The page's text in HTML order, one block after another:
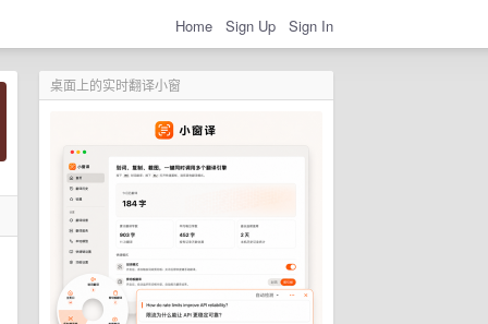
Home Sign Up Sign In
桌面上的实时翻译小窗